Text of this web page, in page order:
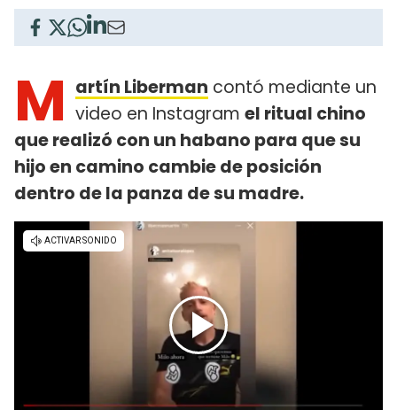
M artín Liberman contó mediante un
video en Instagram el ritual chino
que realizó con un habano para que su
hijo en camino cambie de posición
dentro de la panza de su madre.